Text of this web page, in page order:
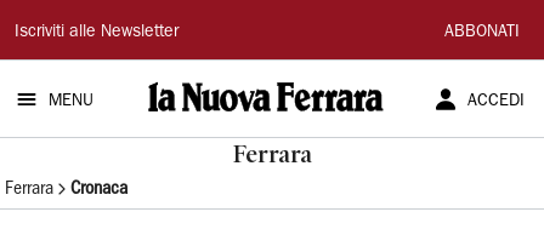
La
Nuova
Ferrara
Iscriviti alle Newsletter ABBONATI
MENU ACCEDI
Ferrara
Ferrara Cronaca